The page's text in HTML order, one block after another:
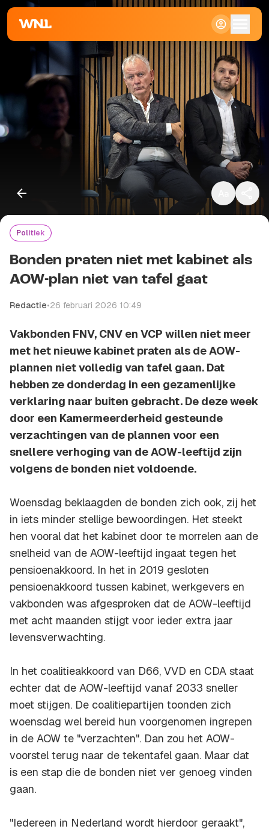
Klein
Standaard
Politiek
Bonden praten niet met kabinet als
AOW-plan niet van tafel gaat
Redactie•26 februari 2026 10:49
Vakbonden FNV, CNV en VCP willen niet meer
met het nieuwe kabinet praten als de AOW-
plannen niet volledig van tafel gaan. Dat
hebben ze donderdag in een gezamenlijke
verklaring naar buiten gebracht. De deze week
door een Kamermeerderheid gesteunde
verzachtingen van de plannen voor een
snellere verhoging van de AOW-leeftijd zijn
volgens de bonden niet voldoende.
Woensdag beklaagden de bonden zich ook, zij het
in iets minder stellige bewoordingen. Het steekt
hen vooral dat het kabinet door te morrelen aan de
snelheid van de AOW-leeftijd ingaat tegen het
pensioenakkoord. In het in 2019 gesloten
pensioenakkoord tussen kabinet, werkgevers en
vakbonden was afgesproken dat de AOW-leeftijd
met acht maanden stijgt voor ieder extra jaar
levensverwachting.
In het coalitieakkoord van D66, VVD en CDA staat
echter dat de AOW-leeftijd vanaf 2033 sneller
moet stijgen. De coalitiepartijen toonden zich
woensdag wel bereid hun voorgenomen ingrepen
in de AOW te "verzachten". Dan zou het AOW-
voorstel terug naar de tekentafel gaan. Maar dat
is een stap die de bonden niet ver genoeg vinden
gaan.
"Iedereen in Nederland wordt hierdoor geraakt",